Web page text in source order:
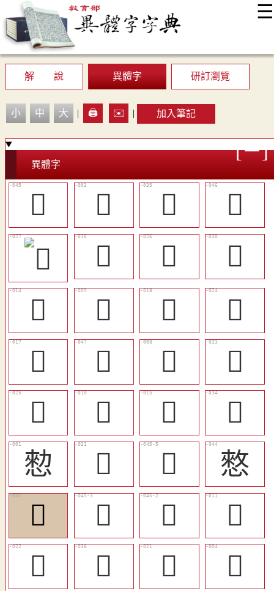
☰
最新消息
顯示模式
網站導覽
解 說
異體字 研訂瀏覽
小 中 大 | 🖨️ ✉️ | 加入筆記
異體字
󲠘 󲟷 𠢦
󲠞
󲠁
󲠋
󲠎
󲟿
󲟺 󲠃
󲠉
󲠂
𢝗 󲟹
󲠑
󲠊
󲟻 󲠀
󲠒
愸
󲠏 󲠝
憗
󲠐
󲠛 󲠚
󲟼
󲠇
󲠓 󲠆
𢿋